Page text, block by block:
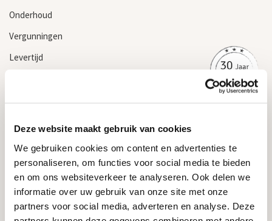
Deze website maakt gebruik van cookies
We gebruiken cookies om content en advertenties te
personaliseren, om functies voor social media te bieden
en om ons websiteverkeer te analyseren. Ook delen we
informatie over uw gebruik van onze site met onze
partners voor social media, adverteren en analyse. Deze
Onderhoud
Vergunningen
Levertijd
Informatie
Algemene voorwaarden
Privacyverklaring & cookiebeleid
Garantievoorwaarden
Informatie over grafstenen